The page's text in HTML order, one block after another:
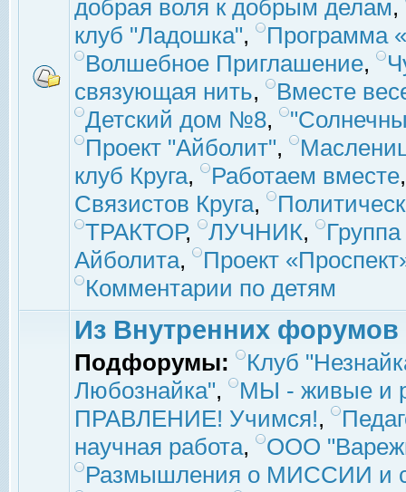
добрая воля к добрым делам,
клуб "Ладошка",
Программа
Волшебное Приглашение,
связующая нить,
Вместе
Детский дом №8,
Проект "Айболит",
клуб Круга, Работаем вместе
Связистов Круга,
ТРАКТОР, ЛУЧНИК,
Айболита,
Проект
Комментарии по детям
Из Внутренних форумов
Подфорумы:
Клуб
Любознайка",
МЫ - живые и
ПРАВЛЕНИЕ! Учимся!,
научная работа,
ООО
Размышления о МИССИИ и